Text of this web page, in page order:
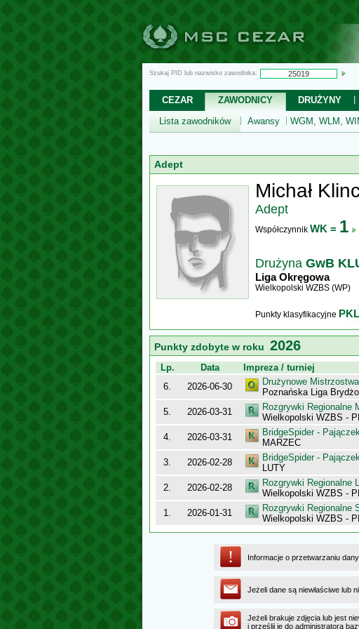
Szukaj PID lub nazwisko zawodnika:
CEZAR ZAWODNICY DRUŻYNY
Lista zawodników
Awansy WGM, WLM,
Adept
Michał
Adept
Współczynnik WK = 1
Drużyna GwB
Liga Okręgowa
Wielkopolski WZBS (WP)
Punkty klasyfikacyjne
Punkty zdobyte w roku 2026
Lp. Data Impreza / turniej
6.
2026-06-30
Drużynowe
Poznańska Liga
5. 2026-03-31
Rozgrywki Regionalne
Wielkopolski WZBS -
4. 2026-03-31
BridgeSpider -
MARZEC
3. 2026-02-28
BridgeSpider -
LUTY
2. 2026-02-28
Rozgrywki Regionalne
Wielkopolski WZBS -
1. 2026-01-31
Rozgrywki Regionalne
Wielkopolski WZBS -
Informacje o przetwarzaniu
Jeżeli dane są niewłaściwe lub
Jeżeli brakuje zdjęcia lub jest
i prześlij je do administratora